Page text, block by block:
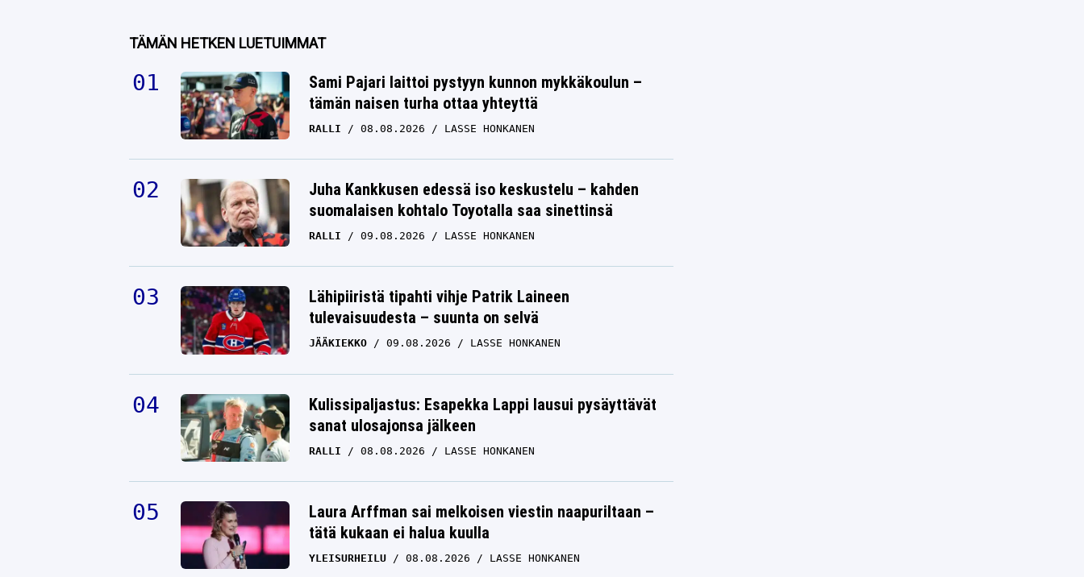
TÄMÄN HETKEN LUETUIMMAT
Sami Pajari laittoi pystyyn kunnon mykkäkoulun –
tämän naisen turha ottaa yhteyttä
RALLI 08.08.2026 LASSE HONKANEN
Juha Kankkusen edessä iso keskustelu – kahden
suomalaisen kohtalo Toyotalla saa sinettinsä
RALLI 09.08.2026 LASSE HONKANEN
Lähipiiristä tipahti vihje Patrik Laineen
tulevaisuudesta – suunta on selvä
JÄÄKIEKKO 09.08.2026 LASSE HONKANEN
Kulissipaljastus: Esapekka Lappi lausui pysäyttävät
sanat ulosajonsa jälkeen
RALLI 08.08.2026 LASSE HONKANEN
Laura Arffman sai melkoisen viestin naapuriltaan –
tätä kukaan ei halua kuulla
YLEISURHEILU 08.08.2026 LASSE HONKANEN